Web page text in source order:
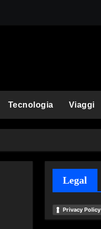
Tecnologia Viaggi
Legal
Privacy Policy